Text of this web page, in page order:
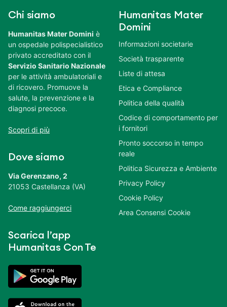
Chi siamo
Humanitas Mater Domini è
un ospedale polispecialistico
privato accreditato con il
Servizio Sanitario Nazionale
per le attività ambulatoriali e
di ricovero. Promuove la
salute, la prevenzione e la
diagnosi precoce.
Scopri di più
Dove siamo
Via Gerenzano, 2
21053 Castellanza (VA)
Come raggiungerci
Scarica l’app
Humanitas Con Te
Humanitas Mater
Domini
Informazioni societarie
Società trasparente
Liste di attesa
Etica e Compliance
Politica della qualità
Codice di comportamento per
i fornitori
Pronto soccorso in tempo
reale
Politica Sicurezza e Ambiente
Privacy Policy
Cookie Policy
Area Consensi Cookie